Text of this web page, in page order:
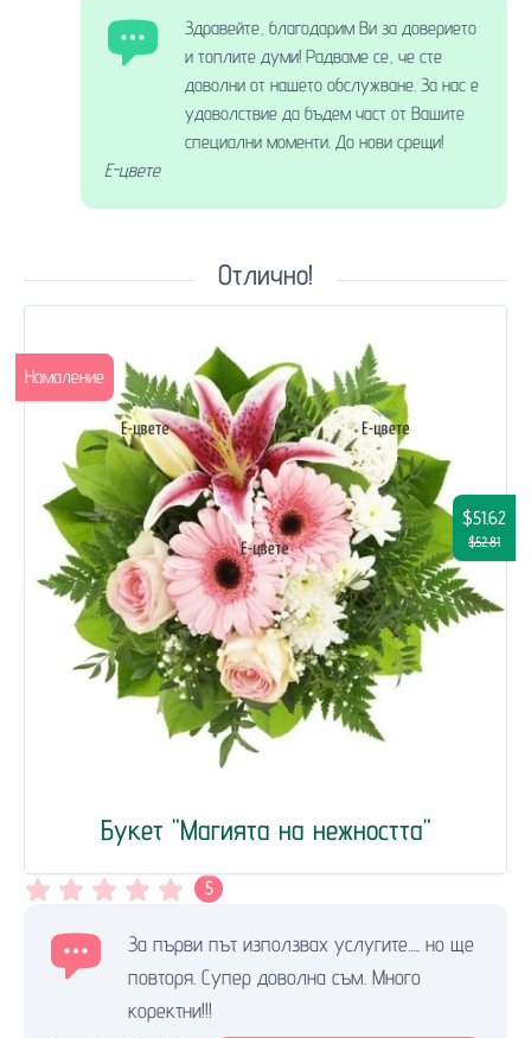
Здравейте, благодарим Ви за доверието
и топлите думи! Радваме се, че сте
доволни от нашето обслужване. За нас е
удоволствие да бъдем част от Вашите
специални моменти. До нови срещи!
Е-цвете
Отлично!
Букет "Магията на нежността"
$51.62
$52.81
Намаление
5
За първи път използвах услугите..... но ще
повторя. Супер доволна съм. Много
коректни!!!